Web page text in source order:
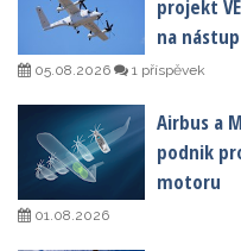
projekt
na
05.08.2026 1 příspěvek
Airbus a
podnik
motoru
01.08.2026